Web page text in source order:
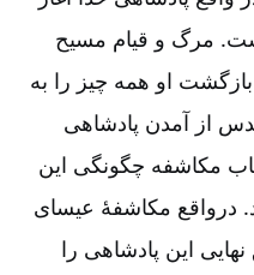
مرگ و قیام مسیح
او همه چیز را به
از آمدن پادشاهی
مکاشفه چگونگی این
درواقع مکاشفۀ عیسای
این پادشاهی را